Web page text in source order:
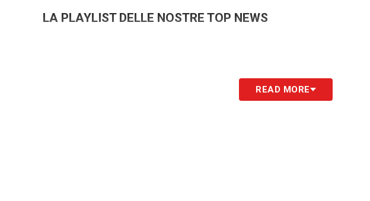
LA PLAYLIST DELLE NOSTRE TOP NEWS
READ MORE